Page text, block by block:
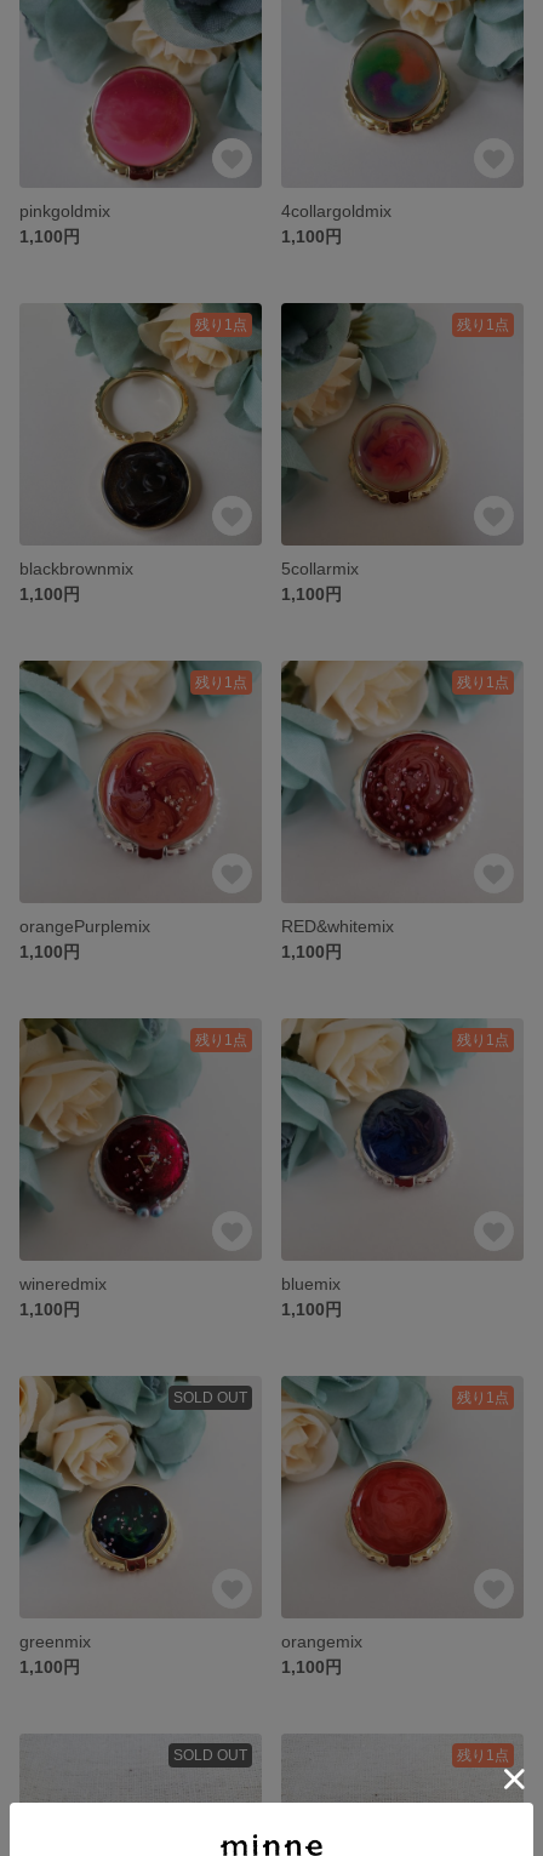
pinkgoldmix
1,100円
4collargoldmix
1,100円
残り1点
blackbrownmix
1,100円
残り1点
5collarmix
1,100円
残り1点
orangePurplemix
1,100円
残り1点
RED&whitemix
1,100円
残り1点
wineredmix
1,100円
残り1点
bluemix
1,100円
SOLD OUT
greenmix
1,100円
残り1点
orangemix
1,100円
SOLD OUT 残り1点